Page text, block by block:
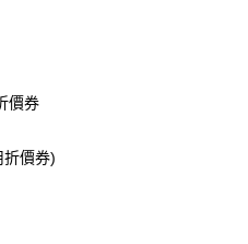
價券
價券)